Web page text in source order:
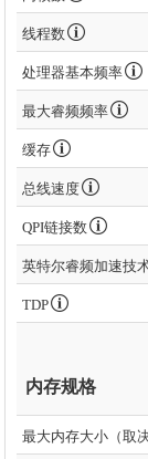
线程数
处理器基本频率
最大睿频频率
缓存
总线速度
QPI链接数
英特尔睿频加速技
TDP
内存规格
最大内存大小（取